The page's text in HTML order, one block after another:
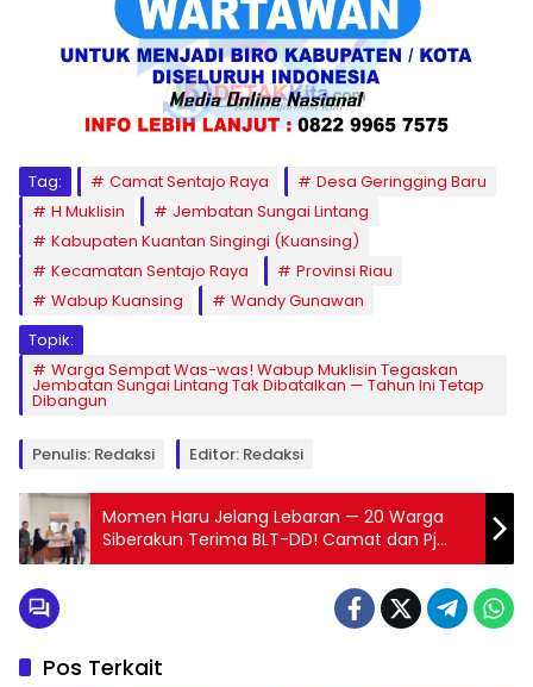
Tag: Camat Sentajo Raya
Desa Geringging Baru
H Muklisin
Jembatan Sungai Lintang
Kabupaten Kuantan Singingi (Kuansing)
Kecamatan Sentajo Raya
Provinsi Riau
Wabup Kuansing
Wandy Gunawan
Topik:
Warga Sempat Was-was! Wabup Muklisin Tegaskan
Jembatan Sungai Lintang Tak Dibatalkan — Tahun Ini Tetap
Dibangun
Penulis: Redaksi Editor: Redaksi
Momen Haru Jelang Lebaran — 20 Warga
Siberakun Terima BLT-DD! Camat dan Pj
Kades: Gunakan untuk Kebutuhan
Pos Terkait